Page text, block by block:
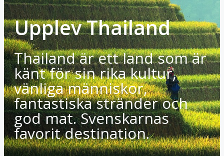
Upplev Thailand
Thailand är ett land som är
känt för sin rika kultur,
vänliga människor,
fantastiska stränder och
god mat. Svenskarnas
favorit destination.